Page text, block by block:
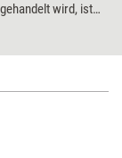
wird, ist